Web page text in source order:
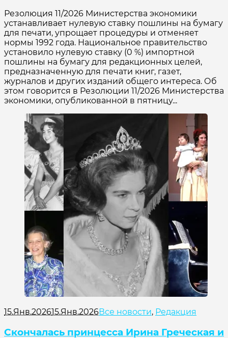
Резолюция 11/2026 Министерства экономики
устанавливает нулевую ставку пошлины на бумагу
для печати, упрощает процедуры и отменяет
нормы 1992 года. Национальное правительство
установило нулевую ставку (0 %) импортной
пошлины на бумагу для редакционных целей,
предназначенную для печати книг, газет,
журналов и других изданий общего интереса. Об
этом говорится в Резолюции 11/2026 Министерства
экономики, опубликованной в пятницу...
15.Янв.202615.Янв.2026Все новости, Редакция
Скончалась принцесса Ирина Греческая и